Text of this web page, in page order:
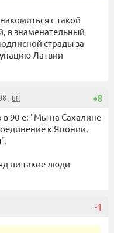
с такой
в знаменательный
страды за
Латвии
+8
, url
90-е: "Мы на Сахалине
к Японии,
ли такие люди
-1